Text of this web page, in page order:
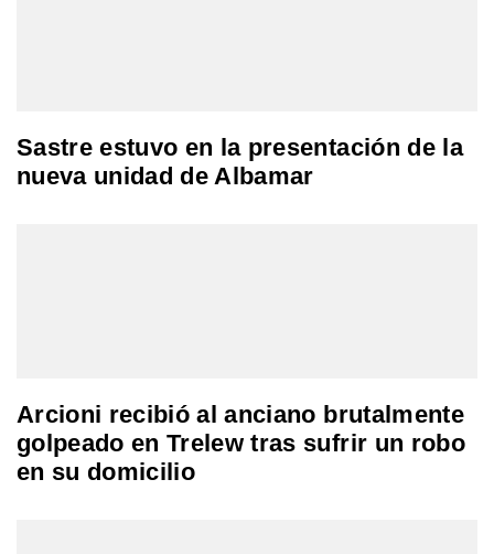
Sastre estuvo en la presentación de la
nueva unidad de Albamar
Arcioni recibió al anciano brutalmente
golpeado en Trelew tras sufrir un robo
en su domicilio